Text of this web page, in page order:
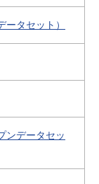
タセット）
ンデータセッ